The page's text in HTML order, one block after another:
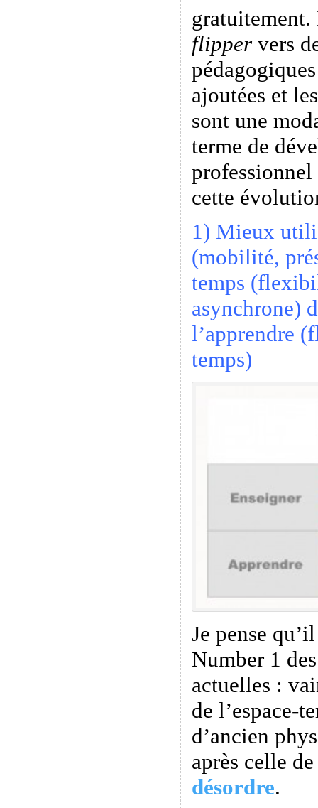
flippervers
ajoutées et
sont une
terme de
professionnel
cette
1) Mieux
(mobilité,
temps
asynchrone)
l’apprendre
temps)
Je pense
Number 1
actuelles :
de l’espace-
d’ancien
après celle
désordre.